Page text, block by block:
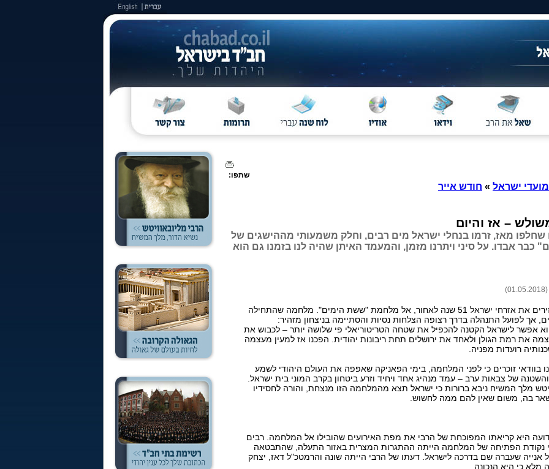
שתפו:
ישראל » חודש אייר
– אז והיום
שחלפו מאז, זרמו בנחלי ישראל מים רבים, וחלק משמעותי מההישגים של
כבר אבדו. על סיני ויתרנו מזמן, והמעמד האיתן שהיה לנו בזמנו גם הוא
ימים אלה מחזירים את אזרחי ישראל 51 שנה לאחור, אל מלחמת "ששת הימים". מלחמה שהתחילה
אך לפועל התנהלה בדרך רצופה הצלחות נסיות והסתיימה בניצחון מזהיר:
אפשר לישראל הקטנה להכפיל את שטחה הטריטוריאלי פי שלושה יותר – לכבוש את
את רמת הגולן ולאחד את ירושלים תחת ריבונות יהודית. הפכנו אז למעין מעצמה
רועדות מפניה.
בוודאי זוכרים כי לפני המלחמה, בימי הפאניקה שאפפה את העולם היהודי לשמע
של צבאות ערב – עמד מנהיג אחד ויחיד וזרע ביטחון בקרב המוני בית ישראל.
מלך המשיח ניבא ברורות כי ישראל תצא מהמלחמה הזו מנצחת, והורה לחסידיו
בה, משום שאין להם ממה לחשוש.
היא קריאתו המפוכחת של הרבי את מפת האירועים שהובילו אל המלחמה. רבים
נקודת הפתיחה של המלחמה הייתה ההתגרות המצרית באזור התעלה, שהתבטאה
אנייה שעברה שם בדרכה לישראל. דעתו של הרבי הייתה שונה והרמטכ"ל דאז, יצחק
מלא כי היא הנכונה.